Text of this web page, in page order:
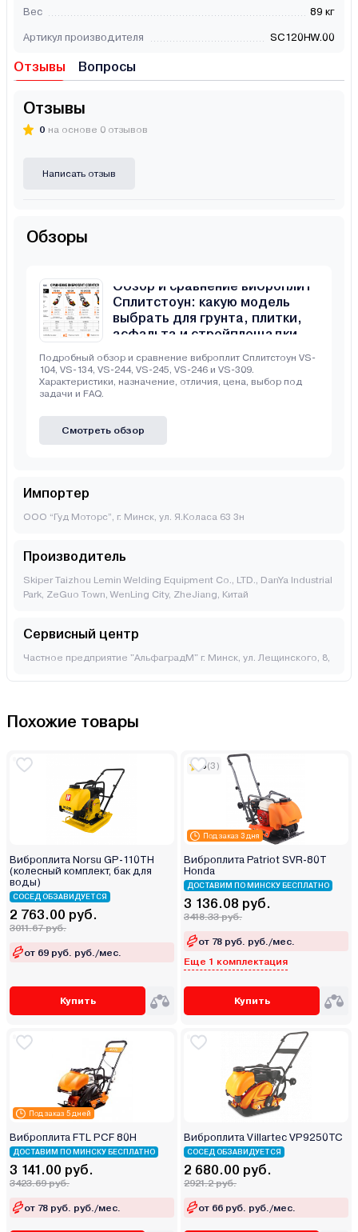
Вес 89 кг
Артикул производителя SС120HW.00
Отзывы Вопросы
Отзывы
0 на основе 0 отзывов
Написать отзыв
Обзоры
Обзор и сравнение виброплит
Сплитстоун: какую модель
выбрать для грунта, плитки,
асфальта и стройплощадки
Подробный обзор и сравнение виброплит Сплитстоун VS-
104, VS-134, VS-244, VS-245, VS-246 и VS-309.
Характеристики, назначение, отличия, цена, выбор под
задачи и FAQ.
Смотреть обзор
Импортер
ООО “Гуд Моторс”, г. Минск, ул. Я.Коласа 63 3н
Производитель
Skiper Taizhou Lemin Welding Equipment Co., LTD., DanYa Industrial
Park, ZeGuo Town, WenLing City, ZheJiang, Китай
Сервисный центр
Частное предприятие "АльфаградМ" г. Минск, ул. Лещинского, 8,
Похожие товары
Виброплита Norsu GP-110TH
(колесный комплект, бак для
воды)
СОСЕД ОБЗАВИДУЕТСЯ
2 763.00 руб.
3011.67 руб.
от 69 руб. руб./мес.
Купить
Под заказ 3 дня
5(3)
Виброплита Patriot SVR-80T
Honda
ДОСТАВИМ ПО МИНСКУ БЕСПЛАТНО
3 136.08 руб.
3418.33 руб.
от 78 руб. руб./мес.
Еще 1 комплектация
Купить
Под заказ 5 дней
Виброплита FTL PCF 80H
ДОСТАВИМ ПО МИНСКУ БЕСПЛАТНО
3 141.00 руб.
3423.69 руб.
от 78 руб. руб./мес.
Виброплита Villartec VP9250TC
СОСЕД ОБЗАВИДУЕТСЯ
2 680.00 руб.
2921.2 руб.
от 66 руб. руб./мес.